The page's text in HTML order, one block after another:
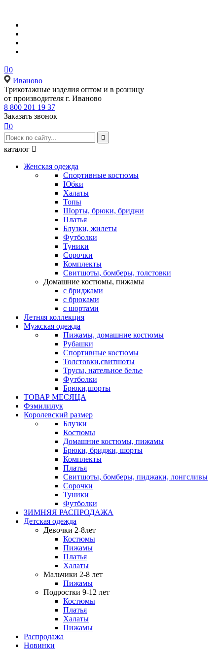
0
Иваново
Tрикотажные изделия оптом и в розницу
от производителя г. Иваново
8 800 201 19 37
Заказать звонок
0

каталог 
Женская одежда
Спортивные костюмы
Юбки
Халаты
Топы
Шорты, брюки, бриджи
Платья
Блузки, жилеты
Футболки
Туники
Сорочки
Комплекты
Свитшоты, бомберы, толстовки
Домашние костюмы, пижамы
с бриджами
с брюками
с шортами
Летняя коллекция
Мужская одежда
Пижамы, домашние костюмы
Рубашки
Спортивные костюмы
Толстовки,свитшоты
Трусы, нательное белье
Футболки
Брюки,шорты
ТОВАР МЕСЯЦА
Фэмилилук
Королевский размер
Блузки
Костюмы
Домашние костюмы, пижамы
Брюки, бриджи, шорты
Комплекты
Платья
Свитшоты, бомберы, пиджаки, лонгсливы
Сорочки
Туники
Футболки
ЗИМНЯЯ РАСПРОДАЖА
Детская одежда
Девочки 2-8лет
Костюмы
Пижамы
Платья
Халаты
Мальчики 2-8 лет
Пижамы
Подростки 9-12 лет
Костюмы
Платья
Халаты
Пижамы
Распродажа
Новинки